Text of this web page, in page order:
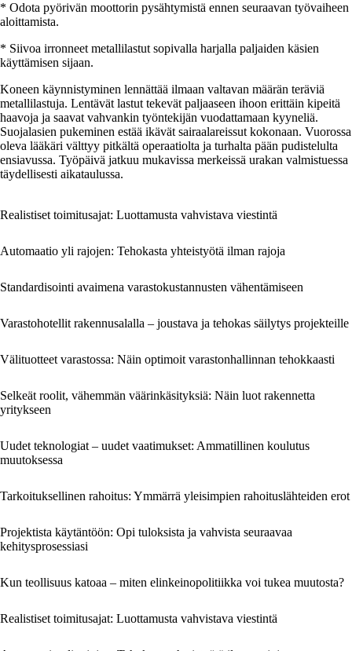
* Odota pyörivän moottorin pysähtymistä ennen seuraavan työvaiheen
aloittamista.
* Siivoa irronneet metallilastut sopivalla harjalla paljaiden käsien
käyttämisen sijaan.
Koneen käynnistyminen lennättää ilmaan valtavan määrän teräviä
metallilastuja. Lentävät lastut tekevät paljaaseen ihoon erittäin kipeitä
haavoja ja saavat vahvankin työntekijän vuodattamaan kyyneliä.
Suojalasien pukeminen estää ikävät sairaalareissut kokonaan. Vuorossa
oleva lääkäri välttyy pitkältä operaatiolta ja turhalta pään pudistelulta
ensiavussa. Työpäivä jatkuu mukavissa merkeissä urakan valmistuessa
täydellisesti aikataulussa.
Realistiset toimitusajat: Luottamusta vahvistava viestintä
Automaatio yli rajojen: Tehokasta yhteistyötä ilman rajoja
Standardisointi avaimena varastokustannusten vähentämiseen
Varastohotellit rakennusalalla – joustava ja tehokas säilytys projekteille
Välituotteet varastossa: Näin optimoit varastonhallinnan tehokkaasti
Selkeät roolit, vähemmän väärinkäsityksiä: Näin luot rakennetta
yritykseen
Uudet teknologiat – uudet vaatimukset: Ammatillinen koulutus
muutoksessa
Tarkoituksellinen rahoitus: Ymmärrä yleisimpien rahoituslähteiden erot
Projektista käytäntöön: Opi tuloksista ja vahvista seuraavaa
kehitysprosessiasi
Kun teollisuus katoaa – miten elinkeinopolitiikka voi tukea muutosta?
Realistiset toimitusajat: Luottamusta vahvistava viestintä